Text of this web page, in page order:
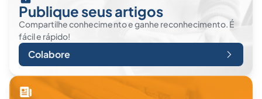
Publique seus artigos
Compartilhe conhecimento e ganhe reconhecimento. É
fácil e rápido!
Colabore